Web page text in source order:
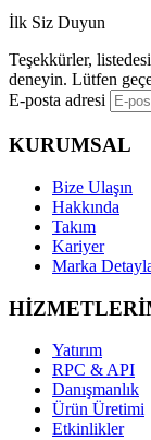
İlk Siz Duyun
Teşekkürler,
deneyin. Lütfen
E-posta adresi
KURUMSAL
Bize Ulaşın
Hakkında
Takım
Kariyer
Marka
Yatırım
RPC & API
Danışmanlık
Ürün Üretimi
Etkinlikler